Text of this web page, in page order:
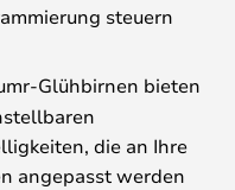
steuern
Glühbirnen bieten
die an Ihre
angepasst werden